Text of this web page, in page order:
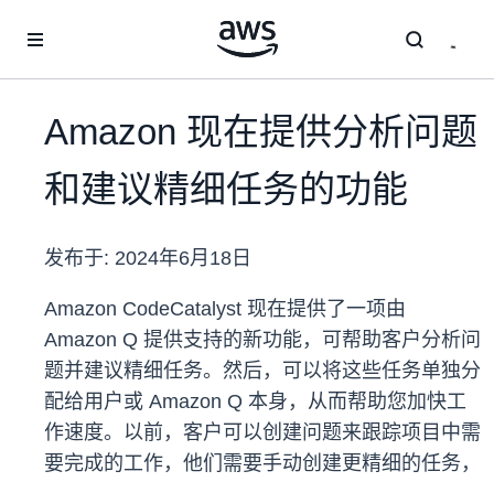
Amazon 现在提供分析问题
和建议精细任务的功能
发布于: 2024年6月18日
Amazon CodeCatalyst 现在提供了一项由
Amazon Q 提供支持的新功能，可帮助客户分析问
题并建议精细任务。然后，可以将这些任务单独分
配给用户或 Amazon Q 本身，从而帮助您加快工
作速度。以前，客户可以创建问题来跟踪项目中需
要完成的工作，他们需要手动创建更精细的任务，